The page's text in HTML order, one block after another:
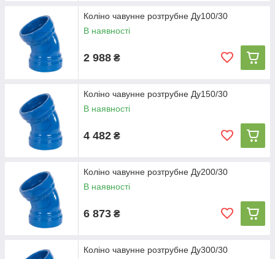
Коліно чавунне розтрубне Ду100/30
В наявності
2 988 ₴
Коліно чавунне розтрубне Ду150/30
В наявності
4 482 ₴
Коліно чавунне розтрубне Ду200/30
В наявності
6 873 ₴
Коліно чавунне розтрубне Ду300/30